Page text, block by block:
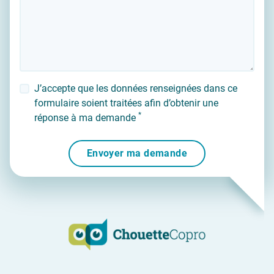
J’accepte que les données renseignées dans ce
formulaire soient traitées afin d’obtenir une
réponse à ma demande *
Envoyer ma demande